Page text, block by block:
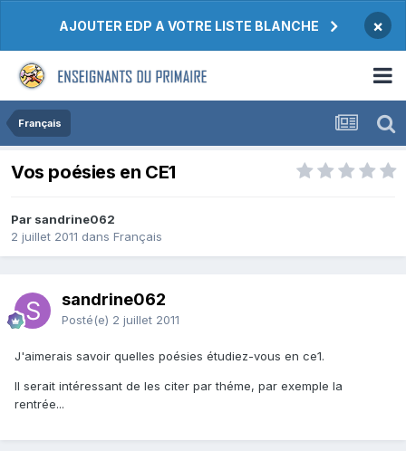
AJOUTER EDP A VOTRE LISTE BLANCHE ×
Français
Vos poésies en CE1
Par sandrine062
2 juillet 2011 dans Français
sandrine062
Posté(e) 2 juillet 2011
J'aimerais savoir quelles poésies étudiez-vous en ce1.
Il serait intéressant de les citer par théme, par exemple la
rentrée...